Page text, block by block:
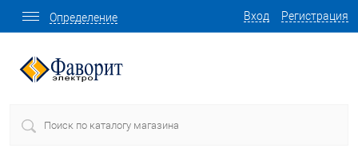
Вход Регистрация
Определение